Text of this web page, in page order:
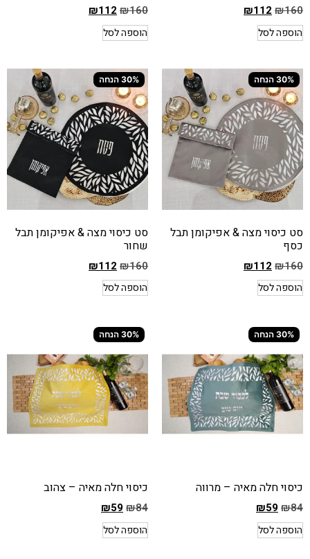
₪160
₪112
המחיר
הקודם
₪160
המחיר
הנוכחי
הוא
₪112
הוספה לסל
₪160
₪112
המחיר
הקודם
₪160
המחיר
הנוכחי
הוא
₪112
הוספה לסל
30% הנחה
סט כיסוי מצה & אפיקומן תבל
כסף
₪160
₪112
המחיר
הקודם
₪160
המחיר
הנוכחי
הוא
₪112
הוספה לסל
30% הנחה
סט כיסוי מצה & אפיקומן תבל
שחור
₪160
₪112
המחיר
הקודם
₪160
המחיר
הנוכחי
הוא
₪112
הוספה לסל
30% הנחה
כיסוי חלה מאיה – מרווה
₪84
₪59
המחיר
הקודם
הוספה לסל
30% הנחה
כיסוי חלה מאיה – צהוב
₪84
₪59
המחיר
הקודם
הוספה לסל